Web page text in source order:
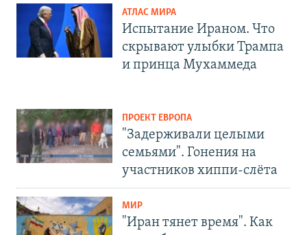
АТЛАС МИРА
Испытание Ираном. Что
скрывают улыбки Трампа
и принца Мухаммеда
ПРОЕКТ ЕВРОПА
"Задерживали целыми
семьями". Гонения на
участников хиппи-слёта
МИР
"Иран тянет время". Как